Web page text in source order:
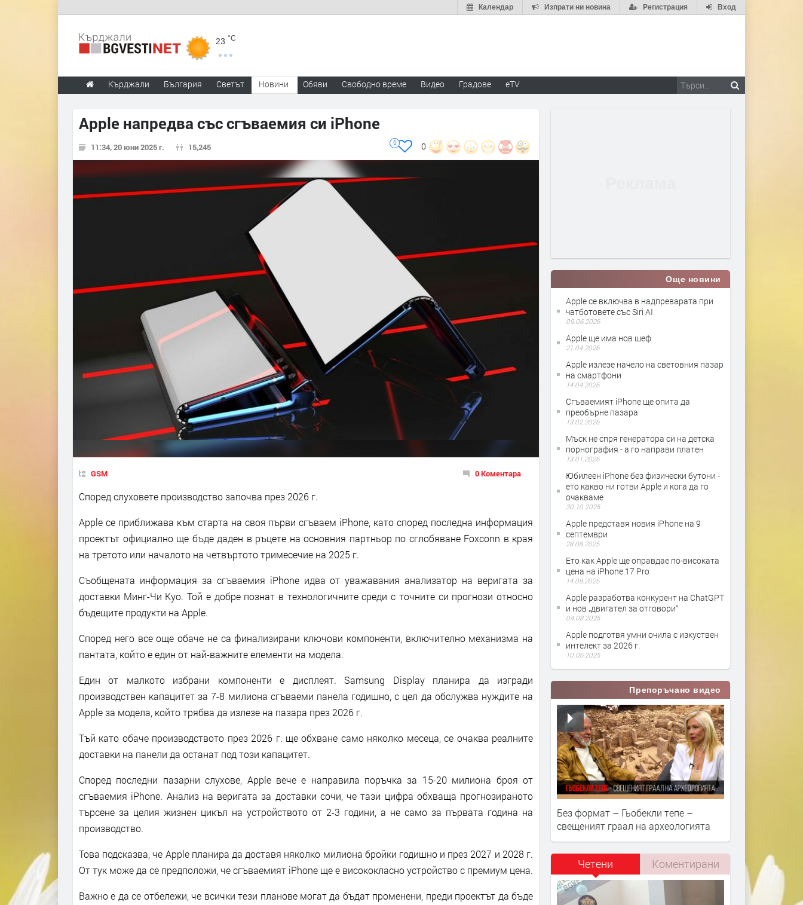
Вход
Регистрация
Изпрати ни новина
Календар
23 °C
Кърджали България Светът Новини Обяви Свободно време Видео Градове eTV
Apple напредва със сгъваемия си iPhone
11:34, 20 юни 2025 г. 15,245 0
0
GSM 0 Коментара
Според слуховете производство започва през 2026 г.
Apple се приближава към старта на своя първи сгъваем iPhone, като според последна информация
проектът официално ще бъде даден в ръцете на основния партньор по сглобяване Foxconn в края
на третото или началото на четвъртото тримесечие на 2025 г.
Съобщената информация за сгъваемия iPhone идва от уважавания анализатор на веригата за
доставки Минг-Чи Куо. Той е добре познат в технологичните среди с точните си прогнози относно
бъдещите продукти на Apple.
Според него все още обаче не са финализирани ключови компоненти, включително механизма на
пантата, който е един от най-важните елементи на модела.
Един от малкото избрани компоненти е дисплеят. Samsung Display планира да изгради
производствен капацитет за 7-8 милиона сгъваеми панела годишно, с цел да обслужва нуждите на
Apple за модела, който трябва да излезе на пазара през 2026 г.
Тъй като обаче производството през 2026 г. ще обхване само няколко месеца, се очаква реалните
доставки на панели да останат под този капацитет.
Според последни пазарни слухове, Apple вече е направила поръчка за 15-20 милиона броя от
сгъваемия iPhone. Анализ на веригата за доставки сочи, че тази цифра обхваща прогнозираното
търсене за целия жизнен цикъл на устройството от 2-3 години, а не само за първата година на
производство.
Това подсказва, че Apple планира да доставя няколко милиона бройки годишно и през 2027 и 2028 г.
От тук може да се предположи, че сгъваемият iPhone ще е висококласно устройство с премиум цена.
Важно е да се отбележи, че всички тези планове могат да бъдат променени, преди проектът да бъде
Още новини
Apple се включва в надпреварата при
чатботовете със Siri AI
09.06.2026
Apple ще има нов шеф
21.04.2026
Apple излезе начело на световния пазар
на смартфони
14.04.2026
Сгъваемият iPhone ще опита да
преобърне пазара
13.02.2026
Мъск не спря генератора си на детска
порнография - а го направи платен
13.01.2026
Юбилеен iPhone без физически бутони -
ето какво ни готви Apple и кога да го
очакваме
30.10.2025
Apple представя новия iPhone на 9
септември
28.08.2025
Ето как Apple ще оправдае по-високата
цена на iPhone 17 Pro
14.08.2025
Apple разработва конкурент на ChatGPT
и нов „двигател за отговори“
04.08.2025
Apple подготвя умни очила с изкуствен
интелект за 2026 г.
10.06.2025
Препоръчано видео
Без формат – Гьобекли тепе –
свещеният граал на археологията
Четени Коментирани